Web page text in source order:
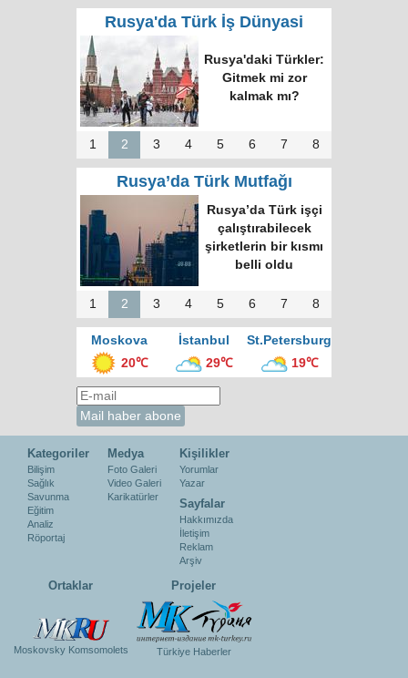
Rusya'da Türk İş Dünyasi
Rusya'daki Türkler:
Gitmek mi zor
kalmak mı?
1 2 3 4 5 6 7 8
Rusya’da Türk Mutfağı
Rusya’da Türk işçi
çalıştırabilecek
şirketlerin bir kısmı
belli oldu
1 2 3 4 5 6 7 8
Moskova İstanbul
St.Petersburg
20℃
29℃ 19℃
Kategoriler
Bilişim
Sağlık
Savunma
Eğitim
Analiz
Röportaj
Medya
Foto Galeri
Video Galeri
Karikatürler
Kişilikler
Yorumlar
Yazar
Sayfalar
Hakkımızda
İletişim
Reklam
Arşiv
Ortaklar
Moskovsky Komsomolets
Projeler
Türkiye Haberler